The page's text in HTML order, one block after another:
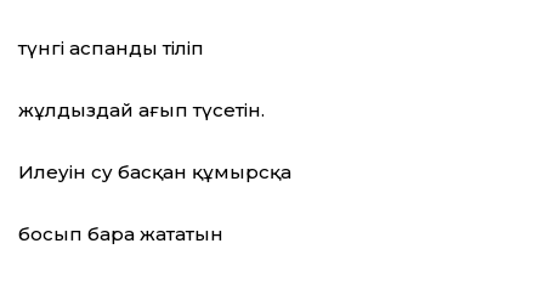
түнгі аспанды тіліп
жұлдыздай ағып түсетін.
Илеуін су басқан құмырсқа
босып бара жататын